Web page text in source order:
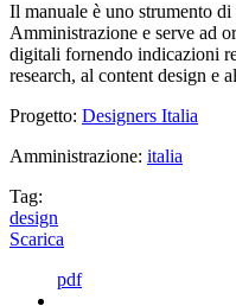
Il manuale è uno strumento
Amministrazione e serve ad
digitali fornendo indicazioni
research, al content design e
Progetto: Designers Italia
Amministrazione: italia
Tag:
design
Scarica
pdf